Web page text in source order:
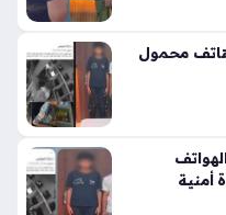
محمول
أمنية